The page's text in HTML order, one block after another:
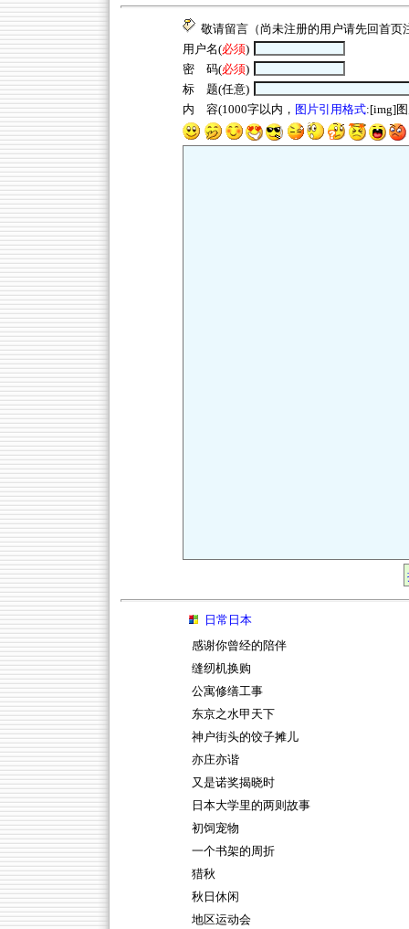
敬请留言（尚未注册的用户请先回首页
用户名(必须)
密 码(必须)
标 题(任意)
内 容(1000字以内， 图片引用格式:[img]
日常日本
感谢你曾经的陪伴
缝纫机换购
公寓修缮工事
东京之水甲天下
神户街头的饺子摊儿
亦庄亦谐
又是诺奖揭晓时
日本大学里的两则故事
初饲宠物
一个书架的周折
猎秋
秋日休闲
地区运动会